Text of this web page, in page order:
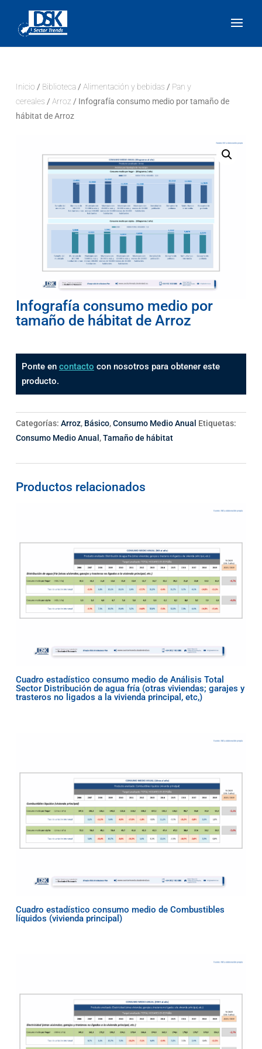
Inicio / Biblioteca/ Alimentación y bebidas / Pan y
cereales / Arroz / Infografía consumo medio por tamaño de
hábitat de Arroz
Infografía consumo medio por
tamaño de hábitat de Arroz
Ponte en contacto con nosotros para obtener este
producto.
Categorías: Arroz, Básico,Consumo Medio Anual Etiquetas:
Consumo Medio Anual ,Tamaño de hábitat
Productos relacionados
Cuadro estadístico consumo medio de Análisis Total
Sector Distribución de agua fría (otras viviendas; garajes y
trasteros no ligados a la vivienda principal, etc,)
Cuadro estadístico consumo medio de Combustibles
líquidos (vivienda principal)